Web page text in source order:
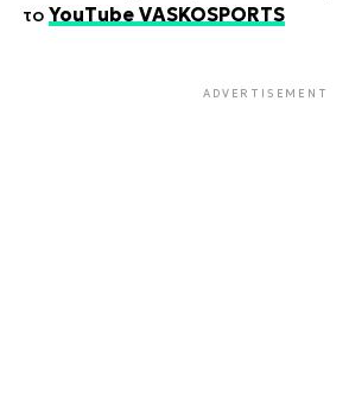
το YouTube VASKOSPORTS
ADVERTISEMENT